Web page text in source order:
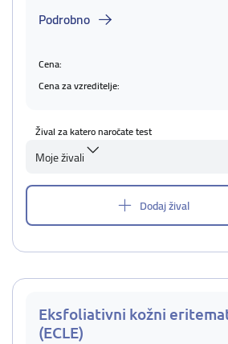
Podrobno
Cena:
Cena za vzreditelje:
Žival za katero naročate test
Moje živali
Dodaj žival
Eksfoliativni kožni
(ECLE)